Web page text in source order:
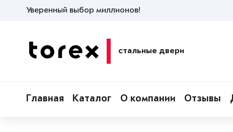
Уверенный выбор миллионов!
стальные двери
Главная Каталог О компании Отзывы